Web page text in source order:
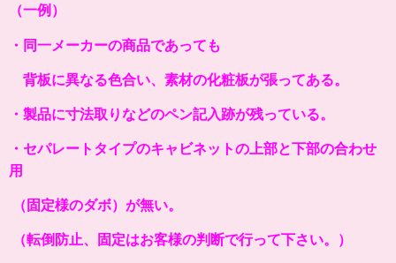
（一例）
・同一メーカーの商品であっても
背板に異なる色合い、素材の化粧板が張ってある。
・製品に寸法取りなどのペン記入跡が残っている。
・セパレートタイプのキャビネットの上部と下部の合わせ
用
（固定様のダボ）が無い。
（転倒防止、固定はお客様の判断で行って下さい。）